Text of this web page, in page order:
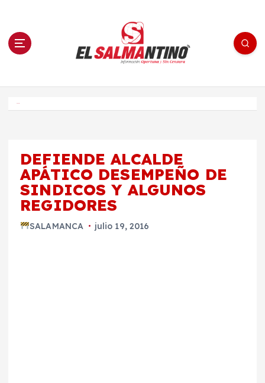
n El Salmantino - medios/noticias/editorial
DEFIENDE ALCALDE
APÁTICO DESEMPEÑO DE
SINDICOS Y ALGUNOS
REGIDORES
SALAMANCA julio 19, 2016